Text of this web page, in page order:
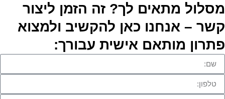
מסלול מתאים לך? זה הזמן ליצור
קשר – אנחנו כאן להקשיב ולמצוא
פתרון מותאם אישית עבורך: